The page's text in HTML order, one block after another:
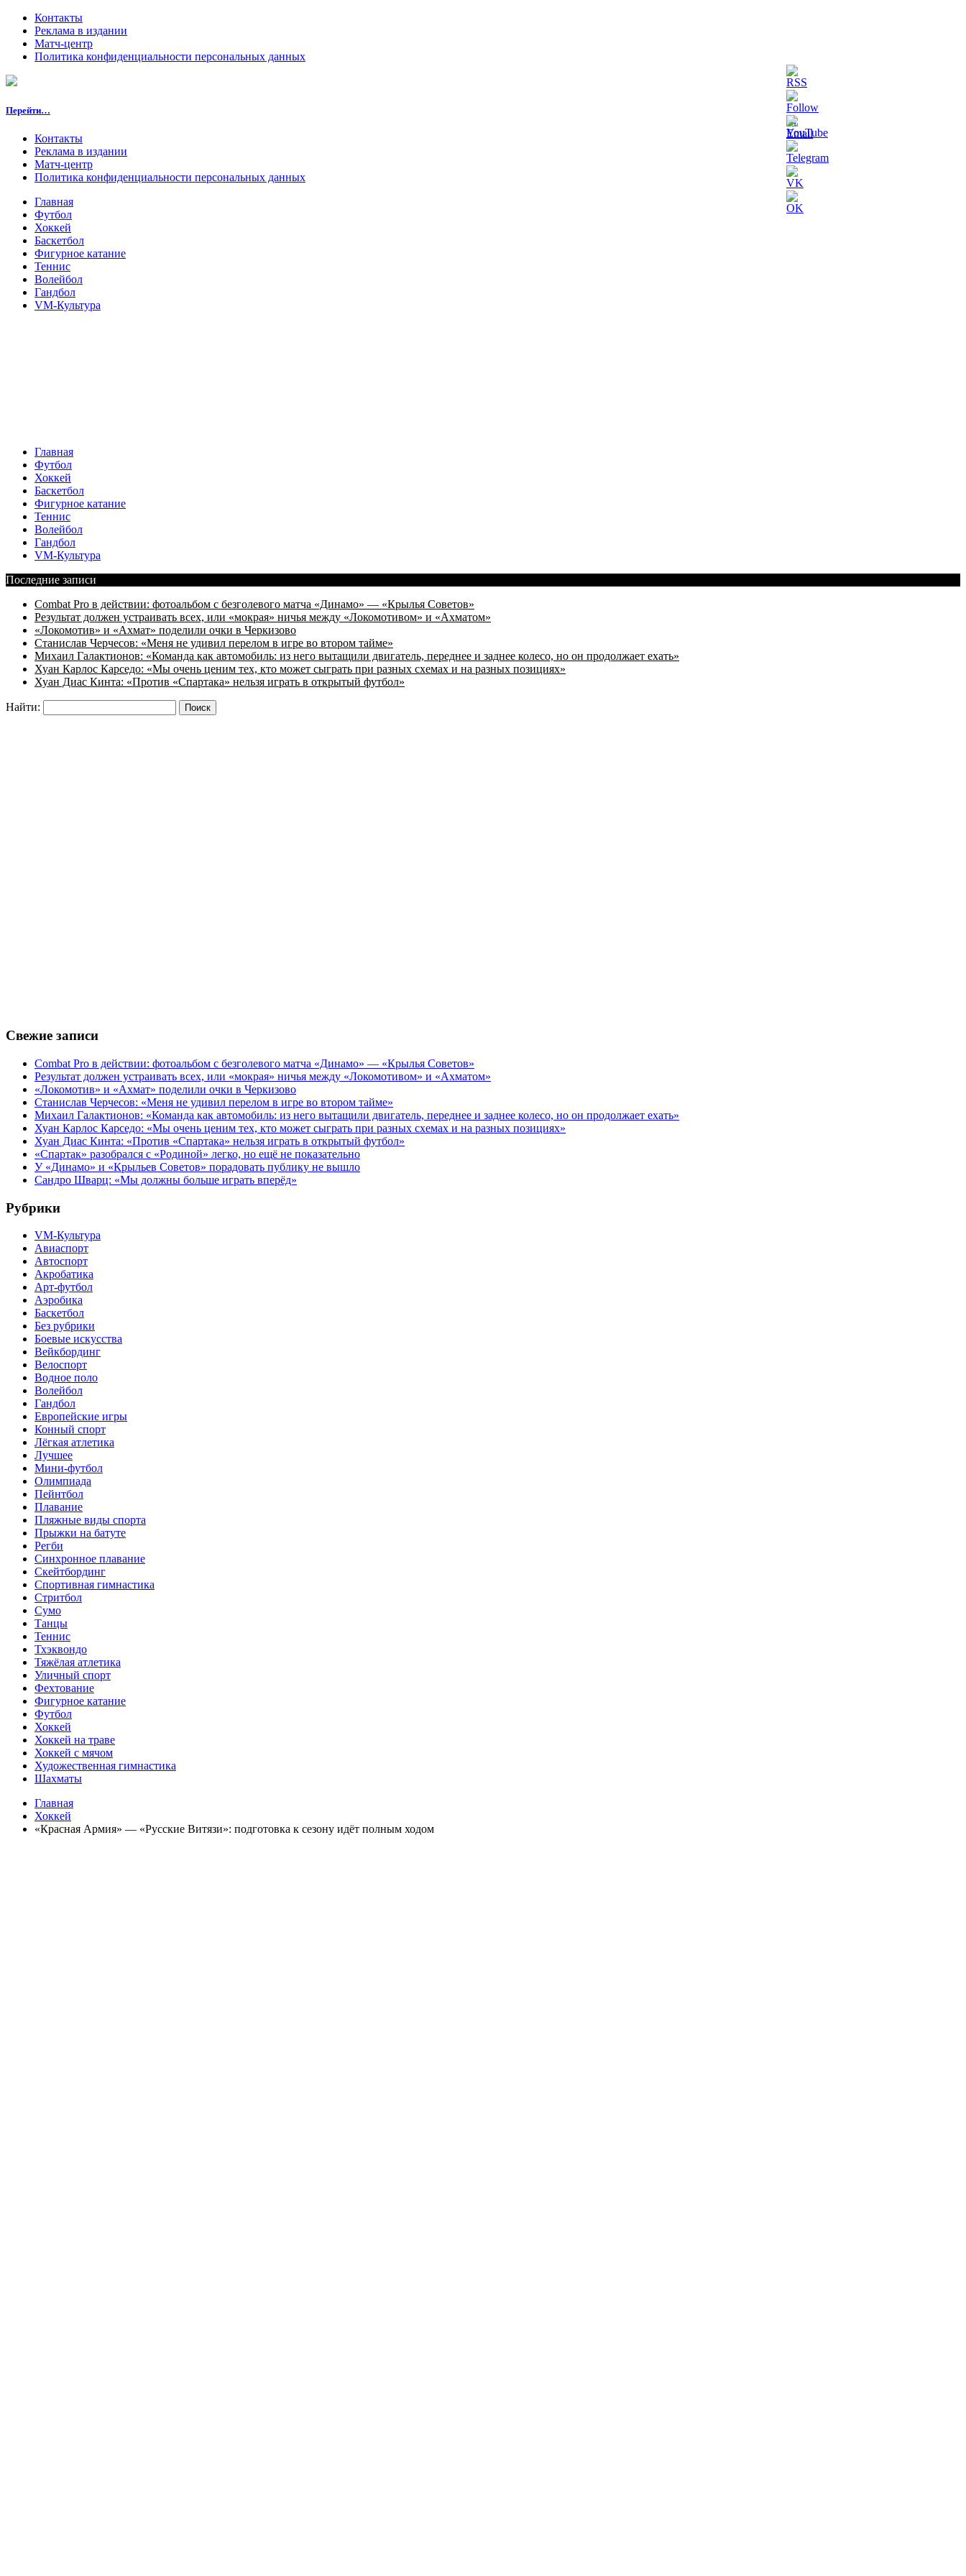
Контакты
Реклама в издании
Матч-центр
Политика конфиденциальности персональных данных
Перейти…
Контакты
Реклама в издании
Матч-центр
Политика конфиденциальности персональных данных
Главная
Футбол
Хоккей
Баскетбол
Фигурное катание
Теннис
Волейбол
Гандбол
VM-Культура
Главная
Футбол
Хоккей
Баскетбол
Фигурное катание
Теннис
Волейбол
Гандбол
VM-Культура
Последние записи
Combat Pro в действии: фотоальбом с безголевого матча «Динамо» — «Крылья Советов»
Результат должен устраивать всех, или «мокрая» ничья между «Локомотивом» и «Ахматом»
«Локомотив» и «Ахмат» поделили очки в Черкизово
Станислав Черчесов: «Меня не удивил перелом в игре во втором тайме»
Михаил Галактионов: «Команда как автомобиль: из него вытащили двигатель, переднее и заднее колесо, но он продолжает ехать»
Хуан Карлос Карседо: «Мы очень ценим тех, кто может сыграть при разных схемах и на разных позициях»
Хуан Диас Кинта: «Против «Спартака» нельзя играть в открытый футбол»
Найти:
Свежие записи
Combat Pro в действии: фотоальбом с безголевого матча «Динамо» — «Крылья Советов»
Результат должен устраивать всех, или «мокрая» ничья между «Локомотивом» и «Ахматом»
«Локомотив» и «Ахмат» поделили очки в Черкизово
Станислав Черчесов: «Меня не удивил перелом в игре во втором тайме»
Михаил Галактионов: «Команда как автомобиль: из него вытащили двигатель, переднее и заднее колесо, но он продолжает ехать»
Хуан Карлос Карседо: «Мы очень ценим тех, кто может сыграть при разных схемах и на разных позициях»
Хуан Диас Кинта: «Против «Спартака» нельзя играть в открытый футбол»
«Спартак» разобрался с «Родиной» легко, но ещё не показательно
У «Динамо» и «Крыльев Советов» порадовать публику не вышло
Сандро Шварц: «Мы должны больше играть вперёд»
Рубрики
VM-Культура
Авиаспорт
Автоспорт
Акробатика
Арт-футбол
Аэробика
Баскетбол
Без рубрики
Боевые искусства
Вейкбординг
Велоспорт
Водное поло
Волейбол
Гандбол
Европейские игры
Конный спорт
Лёгкая атлетика
Лучшее
Мини-футбол
Олимпиада
Пейнтбол
Плавание
Пляжные виды спорта
Прыжки на батуте
Регби
Синхронное плавание
Скейтбординг
Спортивная гимнастика
Стритбол
Сумо
Танцы
Теннис
Тхэквондо
Тяжёлая атлетика
Уличный спорт
Фехтование
Фигурное катание
Футбол
Хоккей
Хоккей на траве
Хоккей с мячом
Художественная гимнастика
Шахматы
Главная
Хоккей
«Красная Армия» — «Русские Витязи»: подготовка к сезону идёт полным ходом